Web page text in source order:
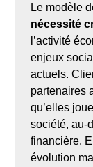
Le modèle
nécessité
l’activité
enjeux
actuels.
partenaires
qu’elles
société, au-
financière.
évolution